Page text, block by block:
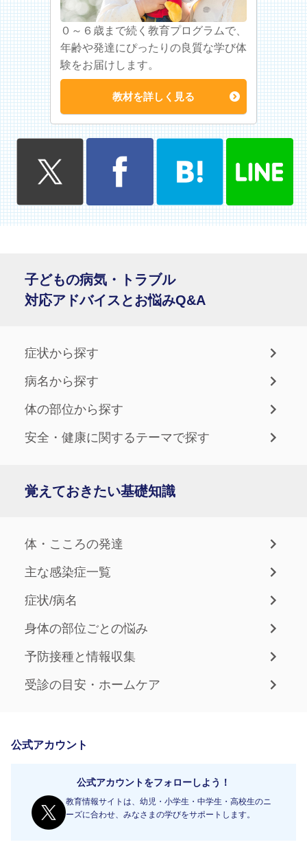
０～６歳まで続く教育プログラムで、
年齢や発達にぴったりの良質な学び体
験をお届けします。
教材を詳しく見る
子どもの病気・トラブル
対応アドバイスとお悩みQ&A
症状から探す
病名から探す
体の部位から探す
安全・健康に関するテーマで探す
覚えておきたい基礎知識
体・こころの発達
主な感染症一覧
症状/病名
身体の部位ごとの悩み
予防接種と情報収集
受診の目安・ホームケア
公式アカウント
公式アカウントをフォローしよう！
教育情報サイトは、幼児・小学生・中学生・高校生のニ
ーズに合わせ、みなさまの学びをサポートします。